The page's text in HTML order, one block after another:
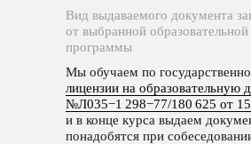
Вид выдаваемого документа
от выбранной образовательной
программы
Мы обучаем по
лицензии на образовательную
№Л035−1 298−77/180 625 от
и в конце курса выдаем
понадобятся при